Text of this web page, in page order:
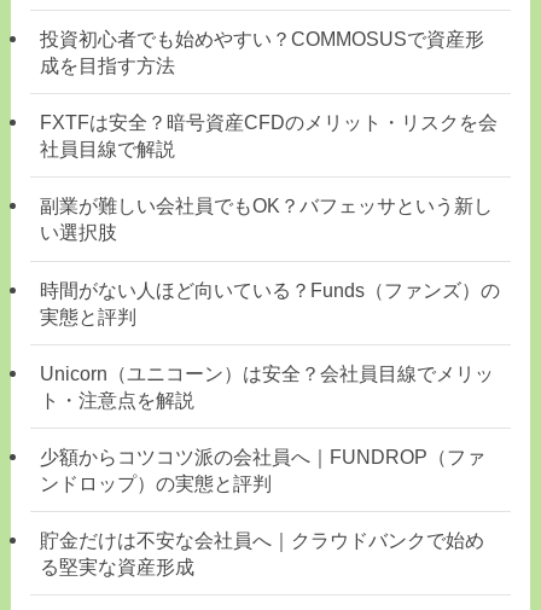
投資初心者でも始めやすい？COMMOSUSで資産形
成を目指す方法
FXTFは安全？暗号資産CFDのメリット・リスクを会
社員目線で解説
副業が難しい会社員でもOK？バフェッサという新し
い選択肢
時間がない人ほど向いている？Funds（ファンズ）の
実態と評判
Unicorn（ユニコーン）は安全？会社員目線でメリッ
ト・注意点を解説
少額からコツコツ派の会社員へ｜FUNDROP（ファ
ンドロップ）の実態と評判
貯金だけは不安な会社員へ｜クラウドバンクで始め
る堅実な資産形成